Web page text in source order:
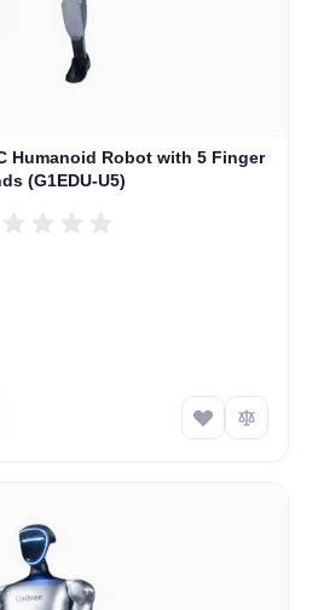
Humanoid Robot with 5 Finger
(G1EDU-U5)